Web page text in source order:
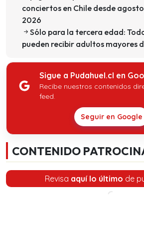
conciertos en Chile desde
2026
Sólo para la tercera edad:
pueden recibir adultos mayores
Sigue a Pudahuel.cl en
Recibe nuestros contenidos
feed.
Seguir en Google
CONTENIDO
Revisa aquí lo último de